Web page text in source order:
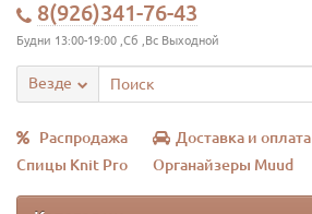
8(926)341-76-43
Будни 13:00-19:00 ,Сб ,Вс Выходной
Везде
Распродажа Доставка и оплата
Спицы Knit Pro
Органайзеры Muud